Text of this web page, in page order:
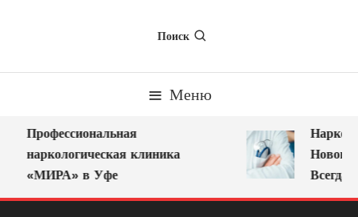
Поиск
Меню
Профессиональная
наркологическая клиника
«МИРА» в Уфе
Всегда